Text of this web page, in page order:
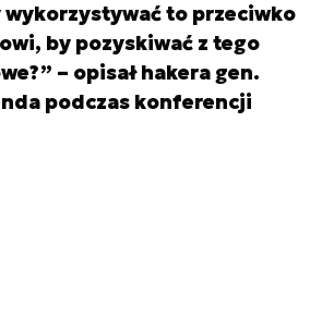
wykorzystywać to przeciwko
by pozyskiwać z tego
– opisał hakera gen.
podczas konferencji